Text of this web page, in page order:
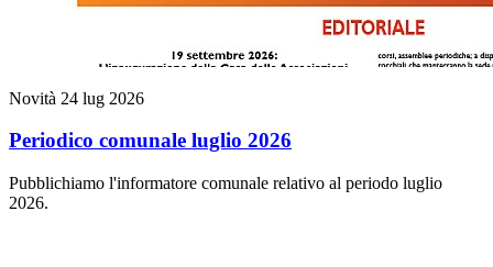
Novità 24 lug 2026
Periodico comunale luglio 2026
Pubblichiamo l'informatore comunale relativo al periodo luglio
2026.